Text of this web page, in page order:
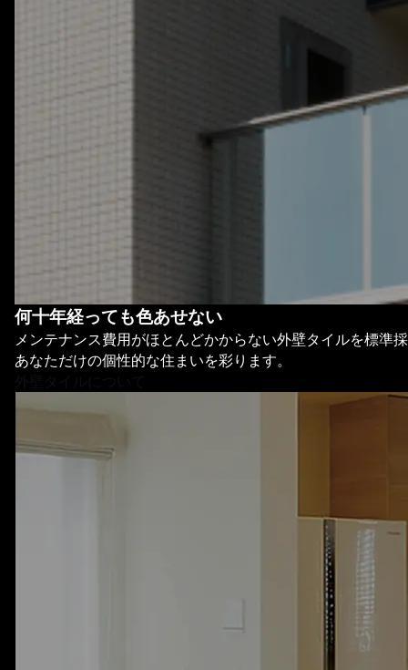
何十年経っても色あせない
メンテナンス費用がほとんどかからない外壁タイルを標準
あなただけの個性的な住まいを彩ります。